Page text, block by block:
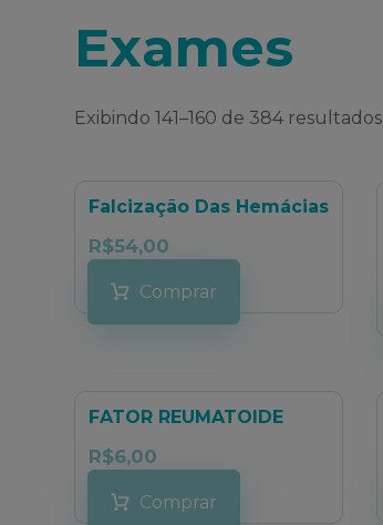
Exames
Exibindo 141–160 de 384 resultados
Falcização Das Hemácias
R$54,00
Comprar
FATOR REUMATOIDE
R$6,00
Comprar